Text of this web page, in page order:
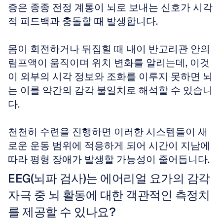
증은 종종 전정 계통이 뇌로 보내는 신호가 시각
적 피드백과 충돌할 때 발생합니다.
몸이 회전하거나 뒤집힐 때 내이 반고리관 안의
림프액이 움직이며 위치 변화를 알리는데, 이것
이 외부의 시각 정보와 조화를 이루지 못하면 뇌
는 이를 약간의 감각 불일치로 해석할 수 있습니
다.
천천히 수련을 진행하면 이러한 시스템들이 새
로운 운동 범위에 적응하게 되어 시간이 지남에
따라 평형 장애가 발생할 가능성이 줄어듭니다.
EEG(뇌파 검사)는 에어리얼 요가의 감각
자극 중 뇌 활동에 대한 객관적인 측정치
를 제공할 수 있나요?